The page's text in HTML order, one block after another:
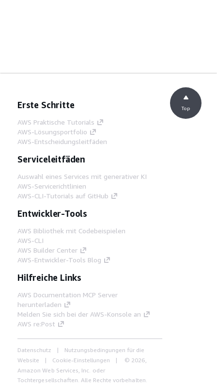
Erste Schritte
AWS Praktische Tutorials
AWS-Lösungsportfolio
AWS-Entscheidungsleitfäden
Serviceleitfäden
Auswahl eines Services mit generativer KI
AWS-Servicerichtlinien
AWS-CLI-Tutorials auf GitHub
Entwickler-Tools
AWS Bibliothek mit Codebeispielen
AWS-CLI
AWS Builder Center
AWS-Entwickler-Tools Blog
Hilfreiche Links
AWS Documentation MCP Server
herunterladen
Melden Sie sich bei der AWS-Konsole an
AWS re:Post
Datenschutz
Nutzungsbedingungen für die
Website
Cookie-Einstellungen
© 2026,
Amazon Web Services, Inc. oder
Tochtergesellschaften. Alle Rechte vorbehalten.
Top